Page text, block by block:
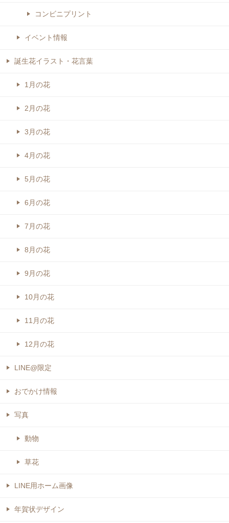
コンビニプリント
イベント情報
誕生花イラスト・花言葉
1月の花
2月の花
3月の花
4月の花
5月の花
6月の花
7月の花
8月の花
9月の花
10月の花
11月の花
12月の花
LINE@限定
おでかけ情報
写真
動物
草花
LINE用ホーム画像
年賀状デザイン